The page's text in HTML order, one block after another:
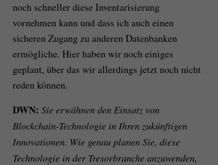
noch schneller diese Inventarisierung
vornehmen kann und dass ich auch einen
sicheren Zugang zu anderen Datenbanken
ermögliche. Hier haben wir noch einiges
geplant, über das wir allerdings jetzt noch nicht
reden können.
DWN: Sie erwähnen den Einsatz von
Blockchain-Technologie in Ihren zukünftigen
Innovationen. Wie genau planen Sie, diese
Technologie in der Tresorbranche anzuwenden,